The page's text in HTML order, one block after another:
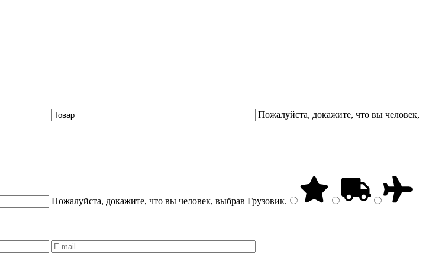
Пожалуйста, докажите, что вы человек,
Пожалуйста, докажите, что вы человек, выбрав Грузовик.